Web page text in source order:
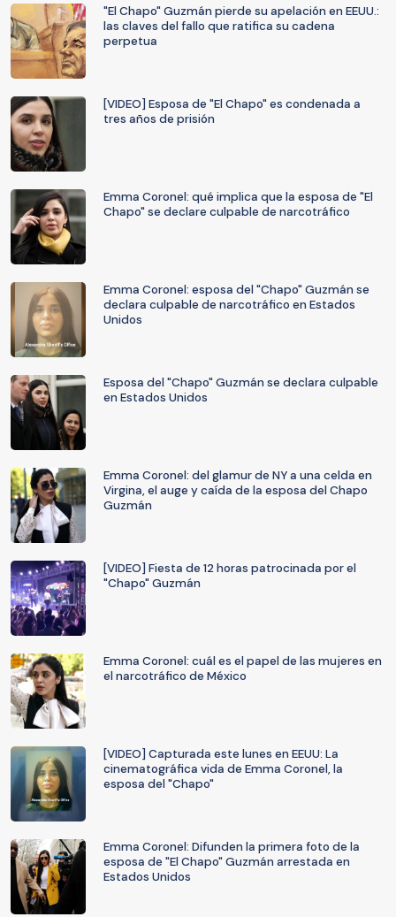
"El Chapo" Guzmán pierde su apelación en EEUU.:
las claves del fallo que ratifica su cadena
perpetua
[VIDEO] Esposa de "El Chapo" es condenada a
tres años de prisión
Emma Coronel: qué implica que la esposa de "El
Chapo" se declare culpable de narcotráfico
Emma Coronel: esposa del "Chapo" Guzmán se
declara culpable de narcotráfico en Estados
Unidos
Esposa del "Chapo" Guzmán se declara culpable
en Estados Unidos
Emma Coronel: del glamur de NY a una celda en
Virgina, el auge y caída de la esposa del Chapo
Guzmán
[VIDEO] Fiesta de 12 horas patrocinada por el
"Chapo" Guzmán
Emma Coronel: cuál es el papel de las mujeres en
el narcotráfico de México
[VIDEO] Capturada este lunes en EEUU: La
cinematográfica vida de Emma Coronel, la
esposa del "Chapo"
Emma Coronel: Difunden la primera foto de la
esposa de "El Chapo" Guzmán arrestada en
Estados Unidos